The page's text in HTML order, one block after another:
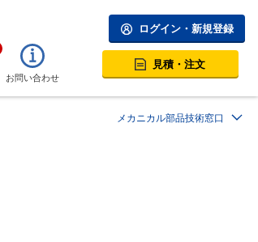
ログイン・新規登録
お問い合わせ
見積・注文
メカニカル部品技術窓口